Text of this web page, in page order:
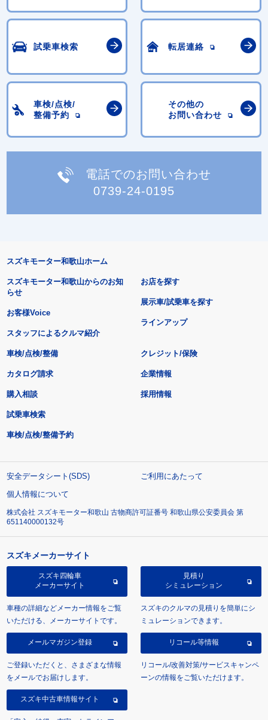
試乗車検索 転居連絡
車検/点検/
整備予約
その他の
お問い合わせ
電話でのお問い合わせ
0739-24-0195
スズキモーター和歌山ホーム
スズキモーター和歌山からのお知
らせ
お客様Voice
スタッフによるクルマ紹介
お店を探す
展示車/試乗車を探す
ラインアップ
車検/点検/整備 クレジット/保険
カタログ請求
購入相談
試乗車検索
車検/点検/整備予約
企業情報
採用情報
安全データシート(SDS)
ご利用にあたって
個人情報について
株式会社 スズキモーター和歌山 古物商許可証番号 和歌山県公安委員会 第
651140000132号
スズキメーカーサイト
スズキ四輪車
メーカーサイト
車種の詳細などメーカー情報をご覧
いただける、メーカーサイトです。
見積り
シミュレーション
スズキのクルマの見積りを簡単にシ
ミュレーションできます。
メールマガジン登録
ご登録いただくと、さまざまな情報
をメールでお届けします。
リコール等情報
リコール/改善対策/サービスキャンペ
ーンの情報をご覧いただけます。
スズキ中古車情報サイト